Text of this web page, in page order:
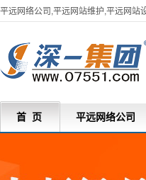
平远网络公司,平远网站维护,平远网站
首 页 平远网络公司